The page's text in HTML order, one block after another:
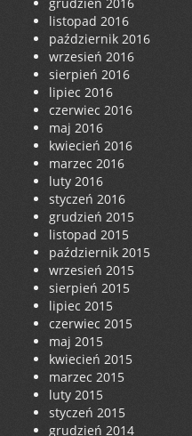
grudzień 2016
listopad 2016
październik 2016
wrzesień 2016
sierpień 2016
lipiec 2016
czerwiec 2016
maj 2016
kwiecień 2016
marzec 2016
luty 2016
styczeń 2016
grudzień 2015
listopad 2015
październik 2015
wrzesień 2015
sierpień 2015
lipiec 2015
czerwiec 2015
maj 2015
kwiecień 2015
marzec 2015
luty 2015
styczeń 2015
grudzień 2014